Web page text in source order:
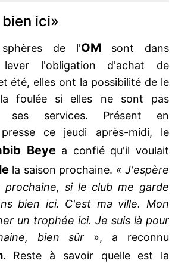
ici»
de l'OM sont dans
l'obligation d'achat de
été, elles ont la possibilité de le
foulée si elles ne sont pas
ses services. Présent en
ce jeudi après-midi, le
Beyea confié qu'il voulait
la saison prochaine. « J'espère
si le club me garde
bien ici. C'est ma ville. Mon
un trophée ici. Je suis là pour
bien sûr », a reconnu
. Reste à savoir quelle est la